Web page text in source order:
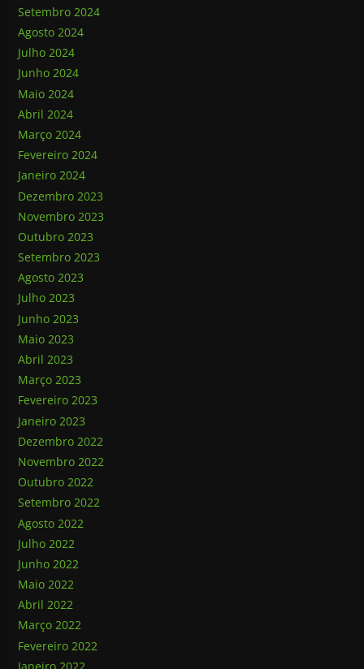
Setembro 2024
Agosto 2024
Julho 2024
Junho 2024
Maio 2024
Abril 2024
Março 2024
Fevereiro 2024
Janeiro 2024
Dezembro 2023
Novembro 2023
Outubro 2023
Setembro 2023
Agosto 2023
Julho 2023
Junho 2023
Maio 2023
Abril 2023
Março 2023
Fevereiro 2023
Janeiro 2023
Dezembro 2022
Novembro 2022
Outubro 2022
Setembro 2022
Agosto 2022
Julho 2022
Junho 2022
Maio 2022
Abril 2022
Março 2022
Fevereiro 2022